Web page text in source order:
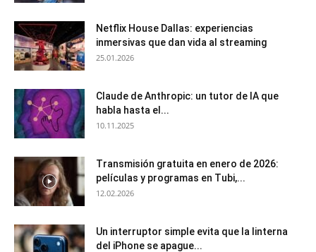
Netflix House Dallas: experiencias
inmersivas que dan vida al streaming
25.01.2026
Claude de Anthropic: un tutor de IA que
habla hasta el...
10.11.2025
Transmisión gratuita en enero de 2026:
películas y programas en Tubi,...
12.02.2026
Un interruptor simple evita que la linterna
del iPhone se apague...